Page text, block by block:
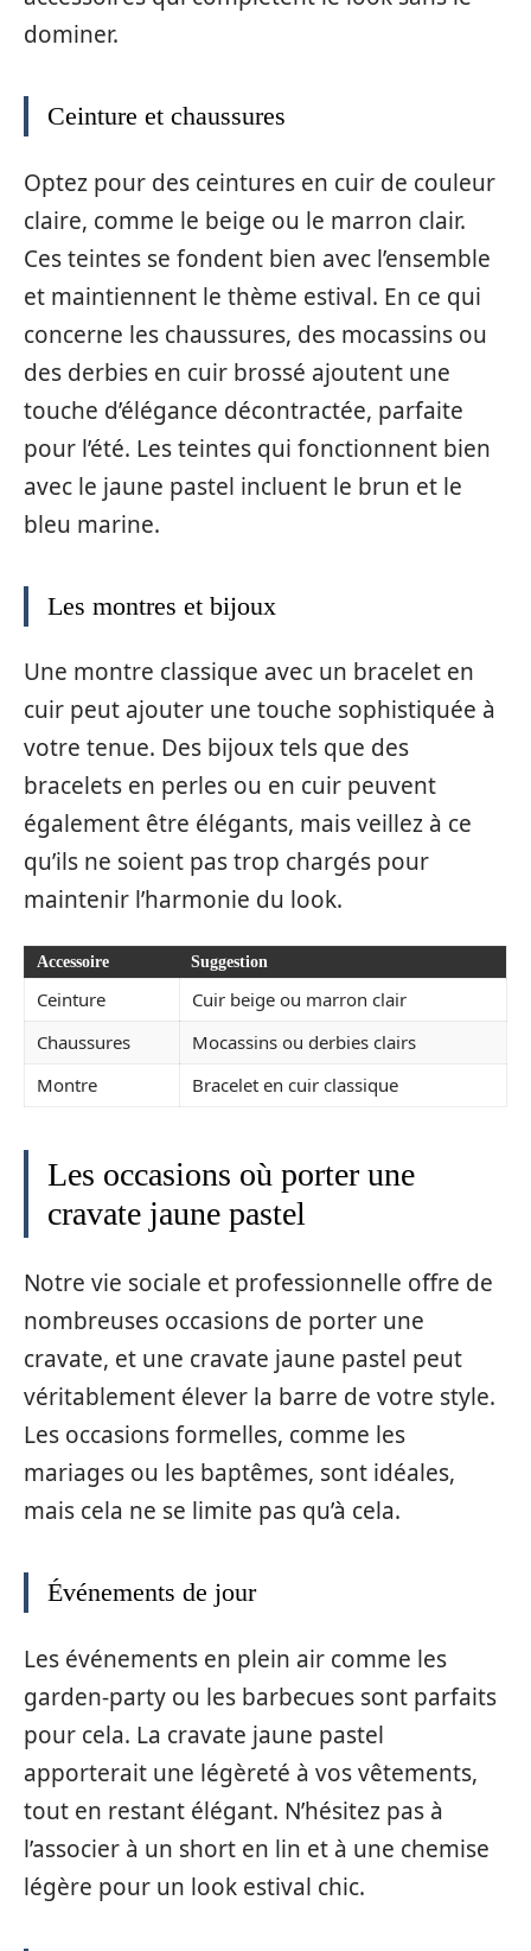
dominer.
Ceinture et chaussures
Optez pour des ceintures en cuir de couleur
claire, comme le beige ou le marron clair.
Ces teintes se fondent bien avec l’ensemble
et maintiennent le thème estival. En ce qui
concerne les chaussures, des mocassins ou
des derbies en cuir brossé ajoutent une
touche d’élégance décontractée, parfaite
pour l’été. Les teintes qui fonctionnent bien
avec le jaune pastel incluent le brun et le
bleu marine.
Les montres et bijoux
Une montre classique avec un bracelet en
cuir peut ajouter une touche sophistiquée à
votre tenue. Des bijoux tels que des
bracelets en perles ou en cuir peuvent
également être élégants, mais veillez à ce
qu’ils ne soient pas trop chargés pour
maintenir l’harmonie du look.
Accessoire Suggestion
Ceinture
Cuir beige ou marron clair
Chaussures
Mocassins ou derbies clairs
Montre
Bracelet en cuir classique
Les occasions où porter une
cravate jaune pastel
Notre vie sociale et professionnelle offre de
nombreuses occasions de porter une
cravate, et une cravate jaune pastel peut
véritablement élever la barre de votre style.
Les occasions formelles, comme les
mariages ou les baptêmes, sont idéales,
mais cela ne se limite pas qu’à cela.
Événements de jour
Les événements en plein air comme les
garden-party ou les barbecues sont parfaits
pour cela. La cravate jaune pastel
apporterait une légèreté à vos vêtements,
tout en restant élégant. N’hésitez pas à
l’associer à un short en lin et à une chemise
légère pour un look estival chic.